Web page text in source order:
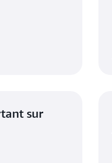
sur